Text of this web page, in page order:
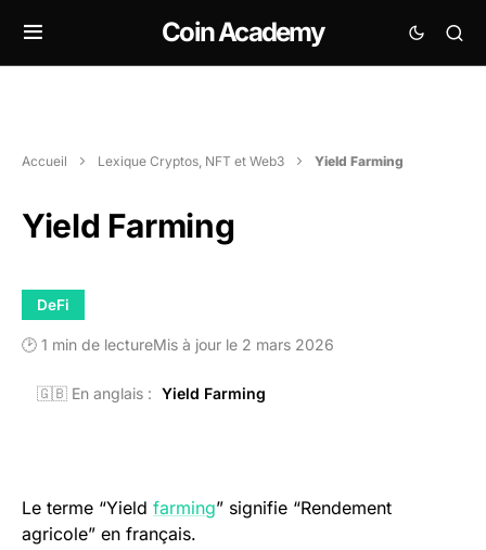
Coin Academy
Accueil Lexique Cryptos, NFT et Web3 Yield Farming
Yield Farming
DeFi
🕑 1 min de lectureMis à jour le 2 mars 2026
🇬🇧 En anglais : Yield Farming
Le terme “Yield farming” signifie “Rendement
agricole” en français.